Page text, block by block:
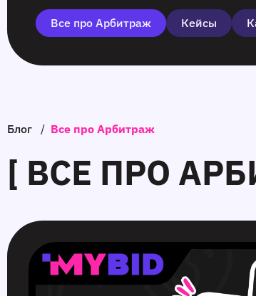
Все про Арбитраж Кейсы
Блог / Все про Арбитраж
[ ВСЕ ПРО